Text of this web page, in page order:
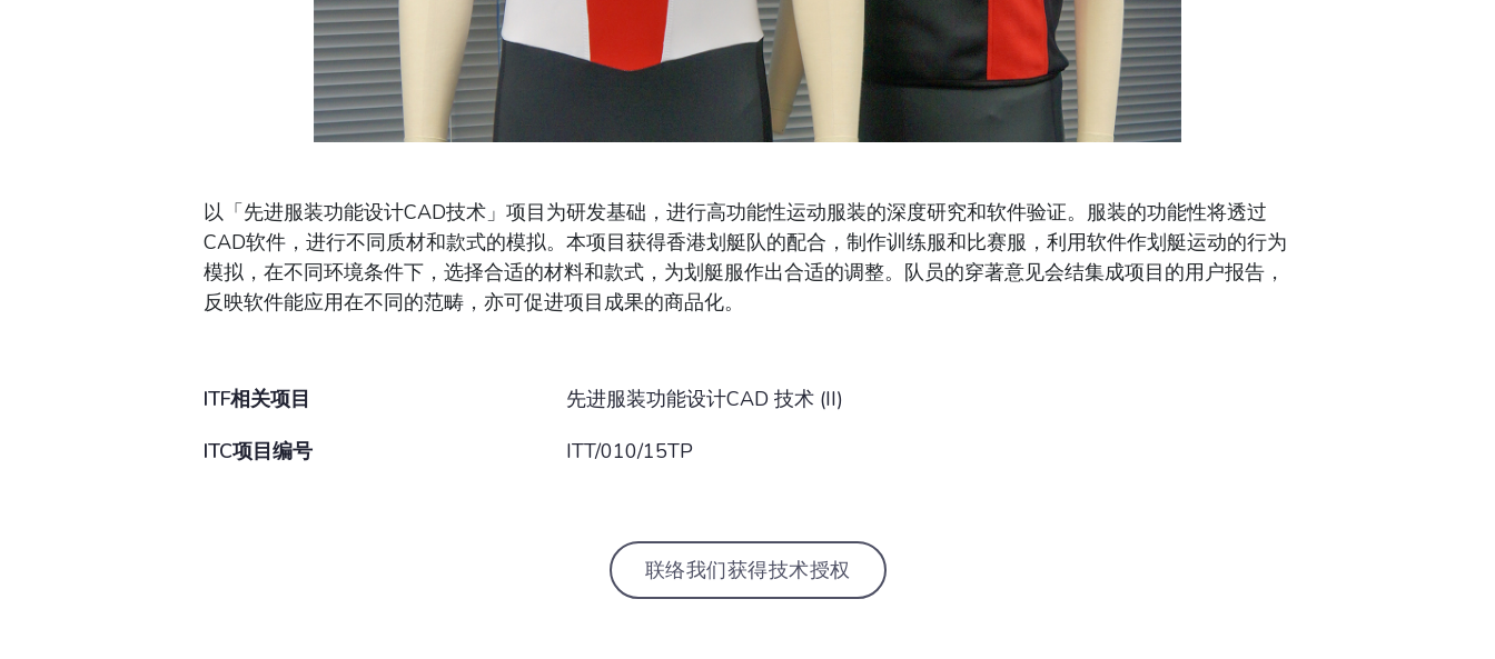
以「先进服装功能设计CAD技术」项目为研发基础，进行高功能性运动服装的深度研究和软件验证。服装的功能性将透过
CAD软件，进行不同质材和款式的模拟。本项目获得香港划艇队的配合，制作训练服和比赛服，利用软件作划艇运动的行为
模拟，在不同环境条件下，选择合适的材料和款式，为划艇服作出合适的调整。队员的穿著意见会结集成项目的用户报告，
反映软件能应用在不同的范畴，亦可促进项目成果的商品化。
ITF相关项目
先进服装功能设计CAD 技术 (II)
ITC项目编号
ITT/010/15TP
联络我们获得技术授权